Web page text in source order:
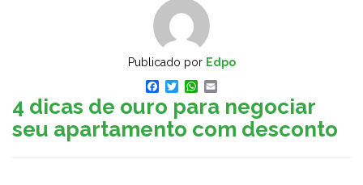
Publicado por Edpo
Facebook
TwitterWhatsApp
4 dicas de ouro para negociar
seu apartamento com desconto